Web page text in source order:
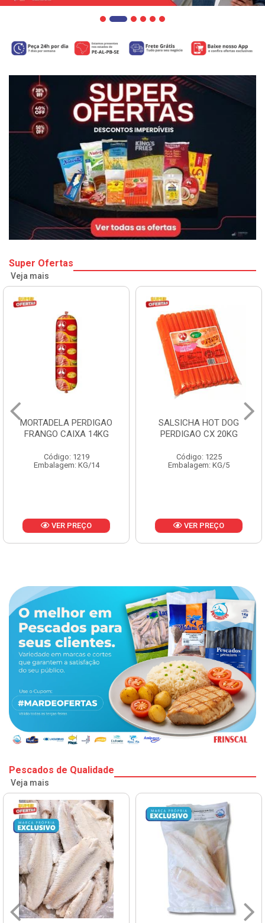
Super Ofertas
Veja mais
MORTADELA PERDIGAO
FRANGO CAIXA 14KG
Código: 1219
Embalagem: KG/14
VER PREÇO
SALSICHA HOT DOG
PERDIGAO CX 20KG
Código: 1225
Embalagem: KG/5
VER PREÇO
Pescados de Qualidade
Veja mais